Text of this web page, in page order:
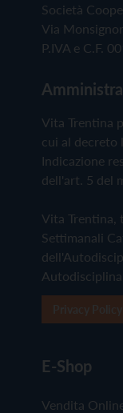
Società
Via
P.IVA e C.F.
Vita Trentina
cui al decreto
Indicazione
dell'art. 5 del
Vita Trentina,
Settimanali
E-Shop
Vendita